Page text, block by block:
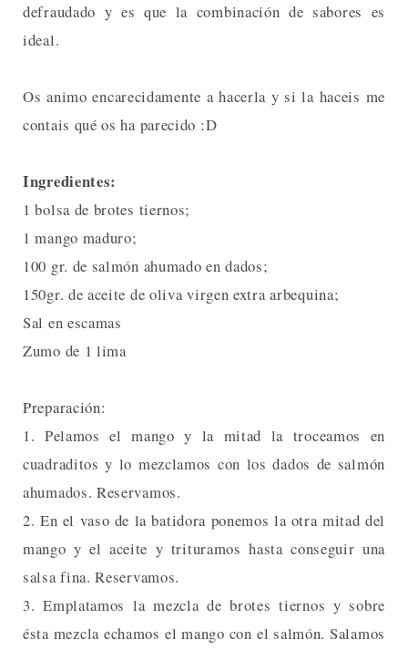
defraudado y es que la combinación de sabores es
ideal.
Os animo encarecidamente a hacerla y si la haceis me
contais qué os ha parecido :D
Ingredientes:
1 bolsa de brotes tiernos;
1 mango maduro;
100 gr. de salmón ahumado en dados;
150gr. de aceite de oliva virgen extra arbequina;
Sal en escamas
Zumo de 1 lima
Preparación:
1. Pelamos el mango y la mitad la troceamos en
cuadraditos y lo mezclamos con los dados de salmón
ahumados. Reservamos.
2. En el vaso de la batidora ponemos la otra mitad del
mango y el aceite y trituramos hasta conseguir una
salsa fina. Reservamos.
3. Emplatamos la mezcla de brotes tiernos y sobre
ésta mezcla echamos el mango con el salmón. Salamos